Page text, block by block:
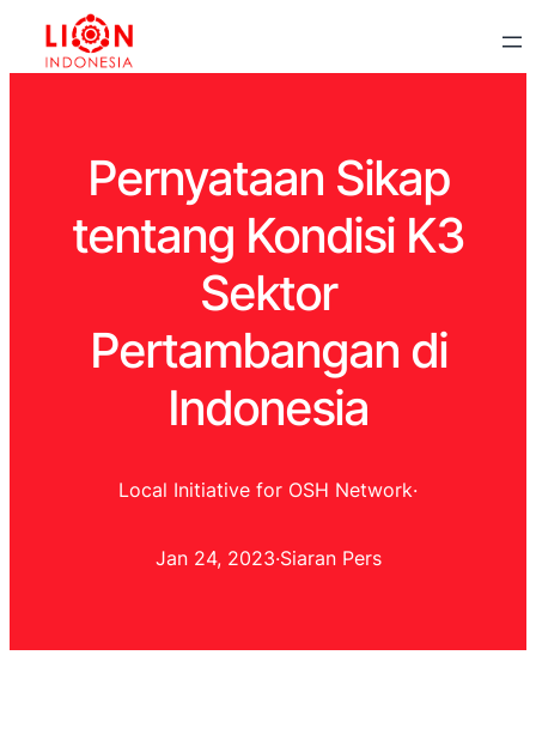
Pernyataan Sikap
tentang Kondisi K3
Sektor
Pertambangan di
Indonesia
Local Initiative for OSH Network·
Jan 24, 2023·Siaran Pers